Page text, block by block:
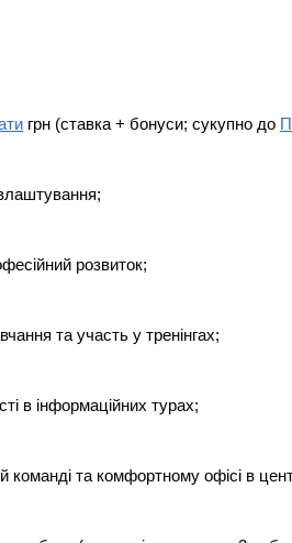
грн (ставка + бонуси; сукупно до
розвиток;
та участь у тренінгах;
в інформаційних турах;
команді та комфортному офісі в